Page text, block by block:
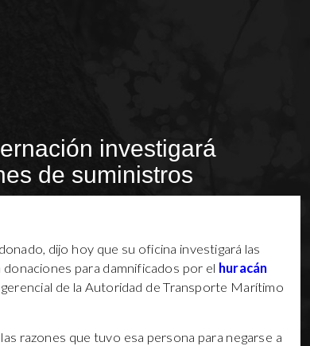
investigará
de suministros
dijo hoy que su oficina investigará las
para damnificados por el huracán
de la Autoridad de Transporte Marítimo
razones que tuvo esa persona para negarse a